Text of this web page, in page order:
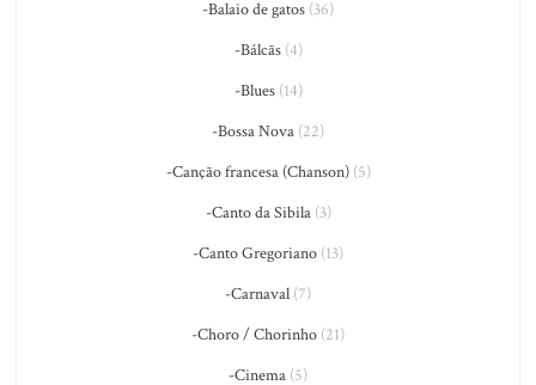
-Balaio de gatos (36)
-Bálcãs(4)
-Blues(14)
-Bossa Nova (22)
-Canção francesa (Chanson)(5)
-Canto da Sibila(3)
-Canto Gregoriano (13)
-Carnaval (7)
-Choro / Chorinho (21)
-Cinema (5)